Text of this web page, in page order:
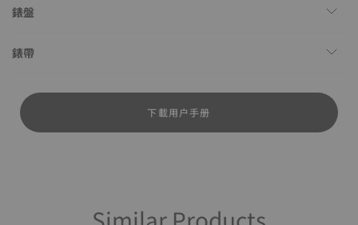
錶盤
錶帶
下載用户手册